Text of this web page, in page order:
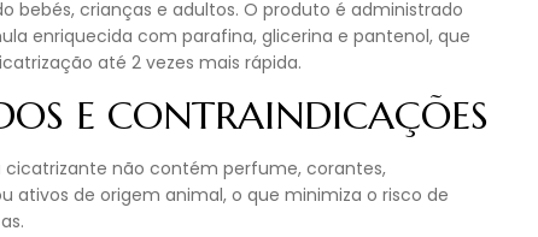
bebés, crianças e adultos. O produto é administrado
enriquecida com parafina, glicerina e pantenol, que
até 2 vezes mais rápida.
E CONTRAINDICAÇÕES
cicatrizante não contém perfume, corantes,
ativos de origem animal, o que minimiza o risco de